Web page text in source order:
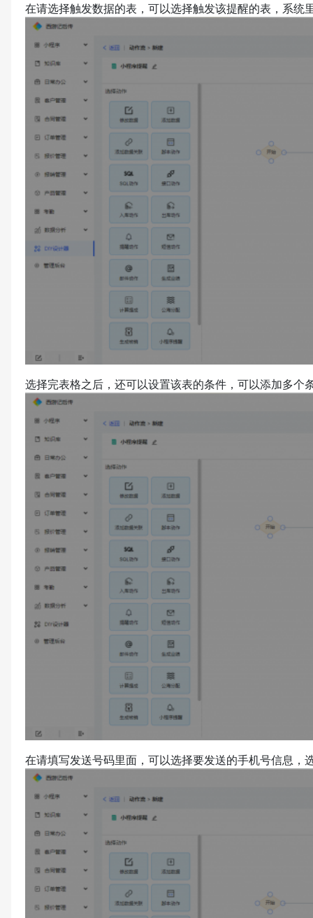
在请选择触发数据的表，可以选择触发该提醒的表，系统
选择完表格之后，还可以设置该表的条件，可以添加多
在请填写发送号码里面，可以选择要发送的手机号信息，